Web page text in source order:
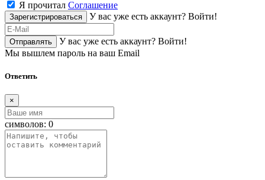
Я прочитал Соглашение
Зарегистрироваться У вас уже есть аккаунт? Войти!
Отправлять У вас уже есть аккаунт? Войти!
Мы вышлем пароль на ваш Email
Ответить
×
символов: 0